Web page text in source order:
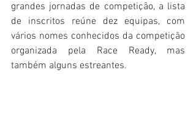
grandes jornadas de competição, a lista
de inscritos reúne dez equipas, com
vários nomes conhecidos da competição
organizada pela Race Ready, mas
também alguns estreantes.